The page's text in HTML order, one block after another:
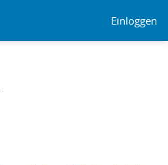
Einloggen